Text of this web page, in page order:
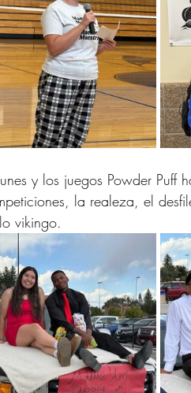
y los juegos Powder Puff
la realeza, el
vikingo.